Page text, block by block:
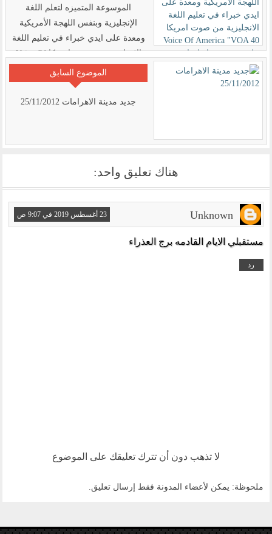
الموسوعة المتميزه لتعلم اللغة
الإنجليزية وبنفس اللهجة الأمريكية
ومعدة على ايدي خبراء في تعليم اللغة
الانجليزية من صوت امريكا Voice Of
America "VOA 40 ملف صوتي برابط
واحد للتحمبل مجانا
الموضوع السابق
جديد مدينة الاهرامات 25/11/2012
هناك تعليق واحد:
Unknown 23 أغسطس 2019 في 9:07 ص
مستقبلي الايام القادمه برج العذراء
رد
لا تذهب دون أن تترك تعليقك على الموضوع
ملحوظة: يمكن لأعضاء المدونة فقط إرسال تعليق.